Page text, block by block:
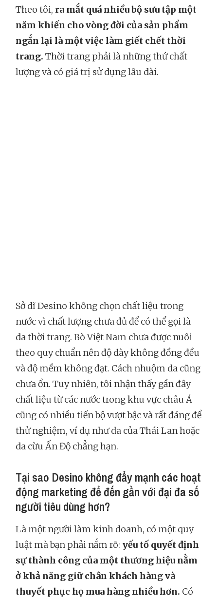
Theo tôi, ra mắt quá nhiều bộ sưu tập một
năm khiến cho vòng đời của sản phẩm
ngắn lại là một việc làm giết chết thời
trang. Thời trang phải là những thứ chất
lượng và có giá trị sử dụng lâu dài.
Sở dĩ Desino không chọn chất liệu trong
nước vì chất lượng chưa đủ để có thể gọi là
da thời trang. Bò Việt Nam chưa được nuôi
theo quy chuẩn nên độ dày không đồng đều
và độ mềm không đạt. Cách nhuộm da cũng
chưa ổn. Tuy nhiên, tôi nhận thấy gần đây
chất liệu từ các nước trong khu vực châu Á
cũng có nhiều tiến bộ vượt bậc và rất đáng để
thử nghiệm, ví dụ như da của Thái Lan hoặc
da cừu Ấn Độ chẳng hạn.
Tại sao Desino không đẩy mạnh các hoạt
động marketing để đến gần với đại đa số
người tiêu dùng hơn?
Là một người làm kinh doanh, có một quy
luật mà bạn phải nắm rõ: yếu tố quyết định
sự thành công của một thương hiệu nằm
ở khả năng giữ chân khách hàng và
thuyết phục họ mua hàng nhiều hơn. Có